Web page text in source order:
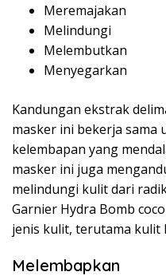
Meremajakan
Melindungi
Melembutkan
Menyegarkan
Kandungan ekstrak
masker ini bekerja sama
kelembapan yang
masker ini juga
melindungi kulit dari
Garnier Hydra Bomb
jenis kulit, terutama kulit
Melembapkan